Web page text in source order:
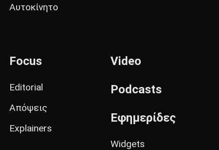
Αυτοκίνητο
Focus
Editorial
Απόψεις
Explainers
Video
Podcasts
Εφημερίδες
Widgets